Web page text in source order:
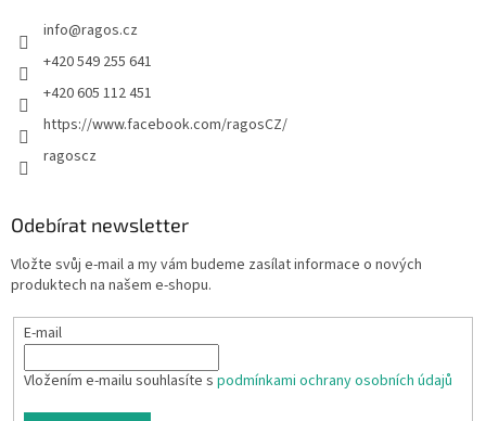
info@ragos.cz
+420 549 255 641
+420 605 112 451
https://www.facebook.com/ragosCZ/
ragoscz
Odebírat newsletter
Vložte svůj e-mail a my vám budeme zasílat informace o nových
produktech na našem e-shopu.
E-mail
Vložením e-mailu souhlasíte s podmínkami ochrany osobních údajů